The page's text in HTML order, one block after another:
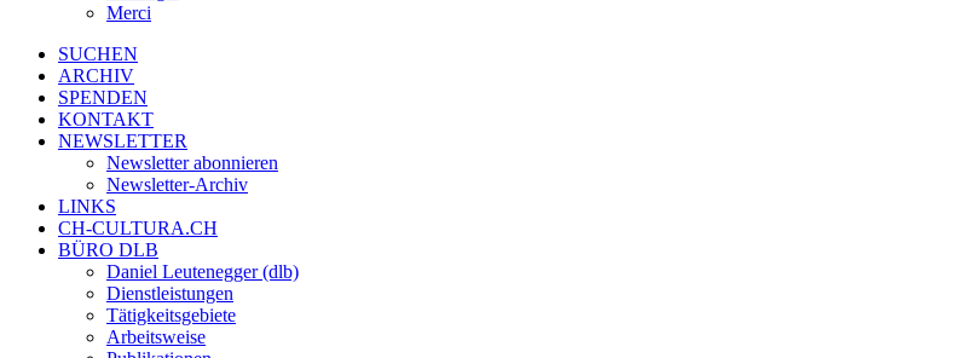
Merci
SUCHEN
ARCHIV
SPENDEN
KONTAKT
NEWSLETTER
Newsletter abonnieren
Newsletter-Archiv
LINKS
CH-CULTURA.CH
BÜRO DLB
Daniel Leutenegger (dlb)
Dienstleistungen
Tätigkeitsgebiete
Arbeitsweise